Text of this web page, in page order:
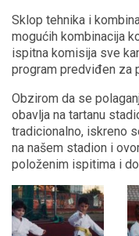
Sklop tehnika i
mogućih kombinacija
ispitna komisija sve
program predviđen za
Obzirom da se
obavlja na tartanu
tradicionalno, iskreno
na našem stadion i
položenim ispitima i